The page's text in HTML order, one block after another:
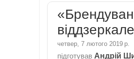
четвер, 7 лютого 2019 р.
підготував Андрій